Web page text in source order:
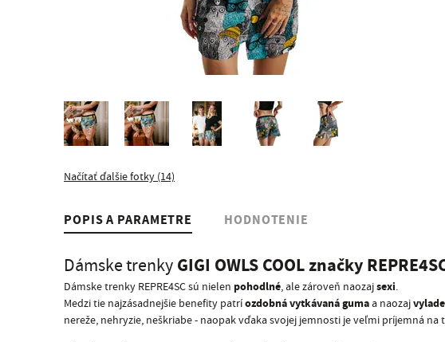
Načítať ďalšie fotky (14)
POPIS A PARAMETRE HODNOTENIE
Dámske trenky GIGI OWLS COOL značky
Dámske trenky REPRE4SC sú nielen pohodlné, ale zároveň naozajsexi.
Medzi tie najzásadnejšie benefity patríozdobná vytkávaná guma a naozaj
nereže, nehryzie, neškriabe - naopak vďaka svojej jemnosti je veľmi príjemná na